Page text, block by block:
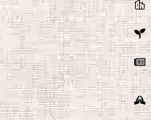
Causa e Efeito